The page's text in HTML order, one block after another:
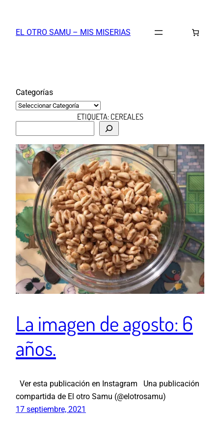
contenido
EL OTRO SAMU – MIS MISERIAS
Categorías
ETIQUETA:CEREALES
s
c
a
La imagen de agosto: 6
años.
Ver esta publicación en Instagram Una publicación
compartida de El otro Samu (@elotrosamu)
17 septiembre, 2021